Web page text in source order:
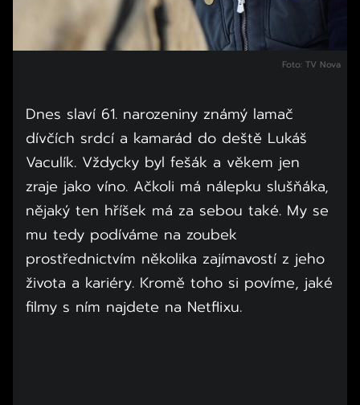
Foto: TV Nova
Dnes slaví 61. narozeniny známý lamač
dívčích srdcí a kamarád do deště Lukáš
Vaculík. Vždycky byl fešák a věkem jen
zraje jako víno. Ačkoli má nálepku slušňáka,
nějaký ten hříšek má za sebou také. My se
mu tedy podíváme na zoubek
prostřednictvím několika zajímavostí z jeho
života a kariéry. Kromě toho si povíme, jaké
filmy s ním najdete na Netflixu.